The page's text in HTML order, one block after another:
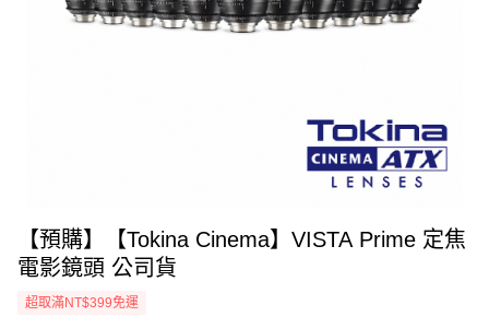
【預購】【Tokina Cinema】VISTA Prime 定焦
電影鏡頭 公司貨
超取滿NT$399免運